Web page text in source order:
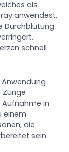
als
anwendest,
Durchblutung
schnell
Zunge
in
einem
die
sein